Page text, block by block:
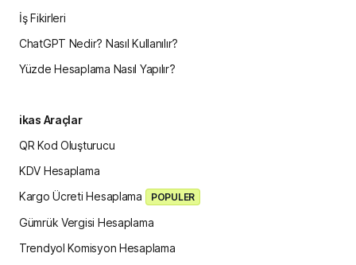
İş Fikirleri
ChatGPT Nedir? Nasıl Kullanılır?
Yüzde Hesaplama Nasıl Yapılır?
ikas Araçlar
QR Kod Oluşturucu
KDV Hesaplama
Kargo Ücreti Hesaplama
POPULER
Gümrük Vergisi Hesaplama
Trendyol Komisyon Hesaplama